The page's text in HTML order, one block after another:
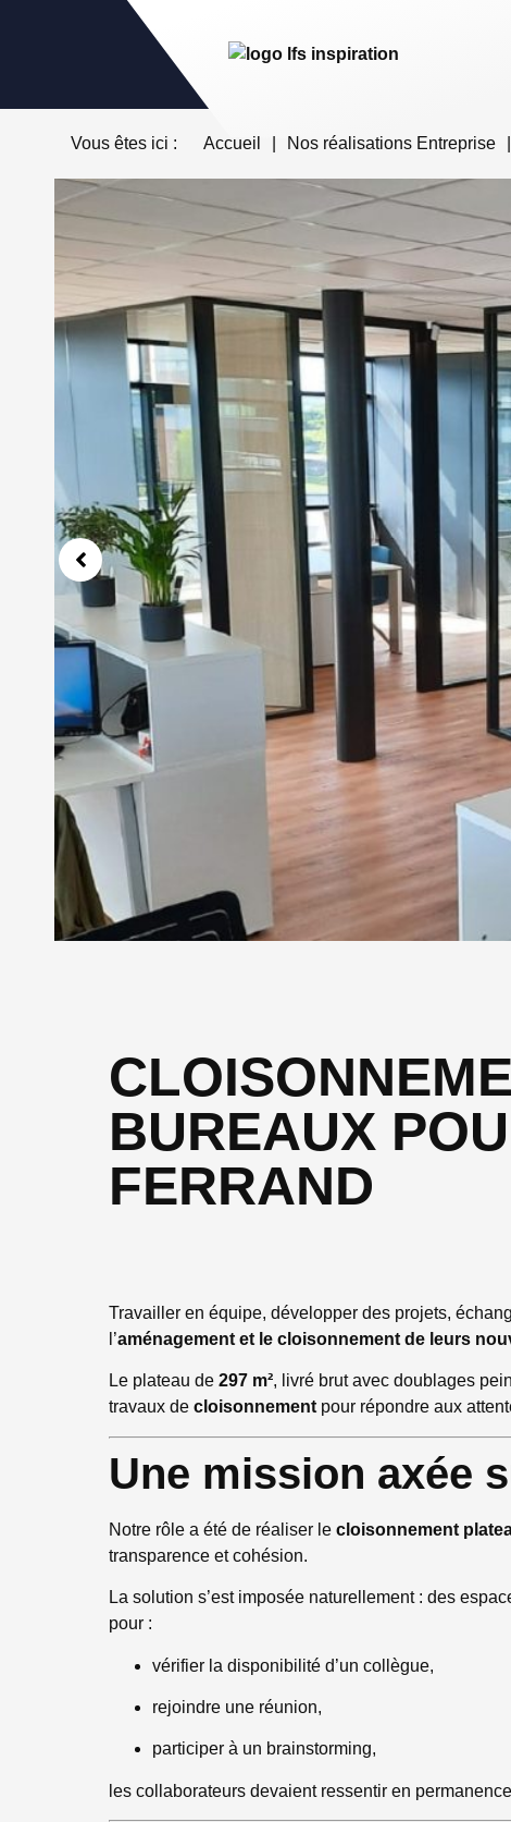
Vous êtes ici : Accueil Nos réalisations Entreprise
BUREAUX
FERRAND
Travailler en équipe, développer des projets,
l’aménagement et le cloisonnement de leurs
Le plateau de 297 m², livré brut avec doublages
travaux de cloisonnement pour répondre aux
Une mission axée
Notre rôle a été de réaliser le cloisonnement
transparence et cohésion.
La solution s’est imposée naturellement : des
pour :
vérifier la disponibilité d’un collègue,
rejoindre une réunion,
participer à un brainstorming,
les collaborateurs devaient ressentir en